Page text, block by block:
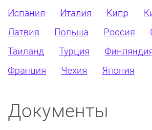
Испания
Италия Кипр
Латвия
Польша Россия
Таиланд
Турция
Франция
Чехия Япония
Документы